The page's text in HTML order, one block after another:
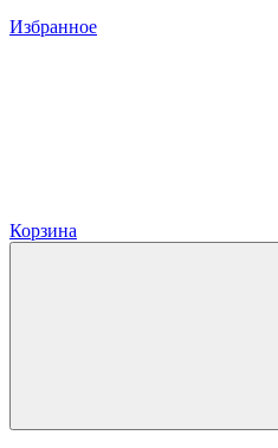
Избранное
Корзина